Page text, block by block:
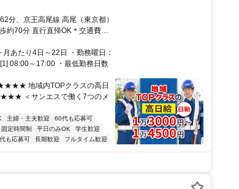
分、京王高尾線 高尾（東京都）
約70分 直行直帰OK＊交通費全
歩3分程度）※支社が複数ある
あたり4日～22日 ・勤務曜日：
08:00～17:00 ・最低勤務日数
地域内TOPクラスの高日
＜サンエスで働く7つのメ
主婦・主夫歓迎
60代も応募可
固定時間制 平日のみOK
学生歓迎
も応募可 長期歓迎 フルタイム歓迎